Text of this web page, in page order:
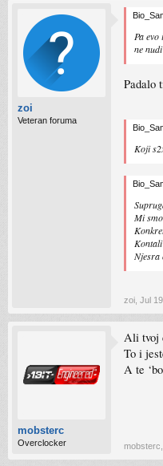
zoi
Veteran foruma
Pa
ne
Padalo
Koji
Mi
Njesra
zoi Jul
mobsterc
Overclocker
Ali tvoj
To i
A te
mobsterc